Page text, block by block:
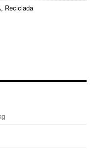
Reciclada